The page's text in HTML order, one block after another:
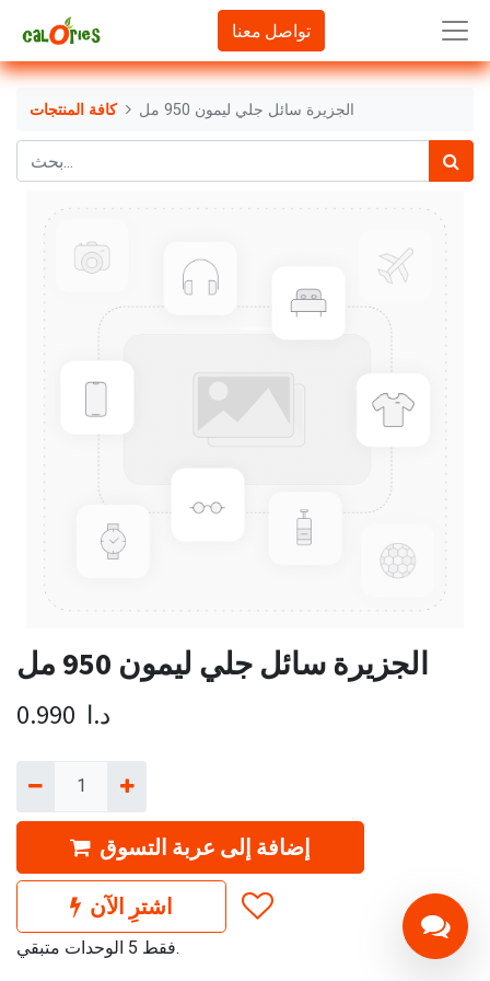
تواصل معنا
كافة المنتجات الجزيرة سائل جلي ليمون 950 مل
الجزيرة سائل جلي ليمون 950 مل
0.990 د.ا
إضافة إلى عربة التسوق
اشترِ الآن
فقط 5 الوحدات متبقي.